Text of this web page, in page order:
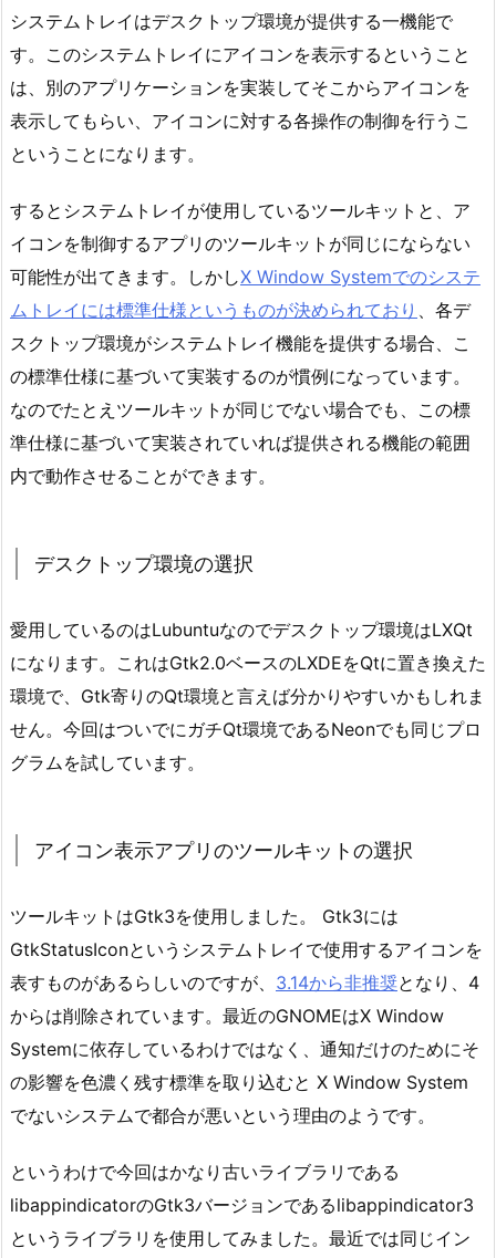
い
1.
2.
前
2)
ツ
ー
ト
の
違
い
前
3)
テ
ム
ト
に
イ
表
示
す
る
と
う
こ
システムトレイはデスクトップ環境が提供する一機能で
す。このシステムトレイにアイコンを表示するということ
は、別のアプリケーションを実装してそこからアイコンを
表示してもらい、アイコンに対する各操作の制御を行うこ
ということになります。
するとシステムトレイが使用しているツールキットと、ア
イコンを制御するアプリのツールキットが同じにならない
可能性が出てきます。しかしX Window Systemでのシステ
ムトレイには標準仕様というものが決められており 、各デ
スクトップ環境がシステムトレイ機能を提供する場合、こ
の標準仕様に基づいて実装するのが慣例になっています。
なのでたとえツールキットが同じでない場合でも、この標
準仕様に基づいて実装されていれば提供される機能の範囲
内で動作させることができます。
デスクトップ環境の選択
愛用しているのはLubuntuなのでデスクトップ環境はLXQt
になります。これはGtk2.0ベースのLXDEをQtに置き換えた
環境で、Gtk寄りのQt環境と言えば分かりやすいかもしれま
せん。今回はついでにガチQt環境であるNeonでも同じプロ
グラムを試しています。
アイコン表示アプリのツールキットの選択
ツールキットはGtk3を使用しました。 Gtk3には
GtkStatusIconというシステムトレイで使用するアイコンを
表すものがあるらしいのですが、 3.14から非推奨となり、4
からは削除されています。最近のGNOMEはX Window
Systemに依存しているわけではなく、通知だけのためにそ
の影響を色濃く残す標準を取り込むと X Window System
でないシステムで都合が悪いという理由のようです。
というわけで今回はかなり古いライブラリである
libappindicatorのGtk3バージョンであるlibappindicator3
というライブラリを使用してみました。最近では同じイン